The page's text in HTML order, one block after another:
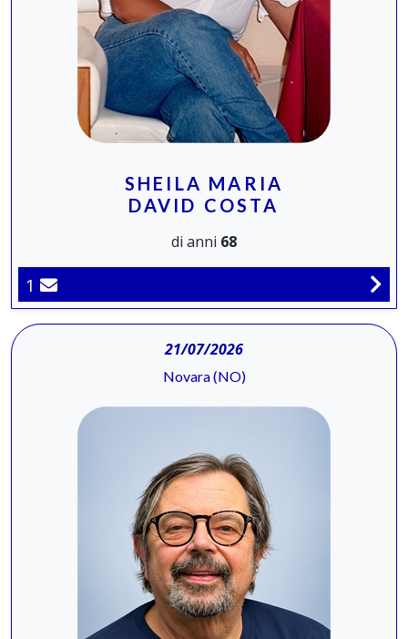
SHEILA MARIA
DAVID COSTA
di anni 68
1
21/07/2026
Novara (NO)